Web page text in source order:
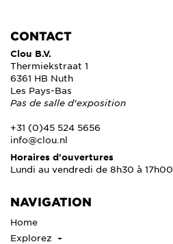
CONTACT
Clou B.V.
Thermiekstraat 1
6361 HB Nuth
Les Pays-Bas
Pas de salle d'exposition
+31 (0)45 524 5656
info@clou.nl
Horaires d'ouvertures
Lundi au vendredi de 8h30 à 17h00
NAVIGATION
Home
Explorez